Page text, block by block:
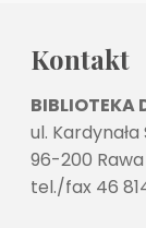
Kontakt
BIBLIOTEKA
ul.
96-200
tel./fax 46